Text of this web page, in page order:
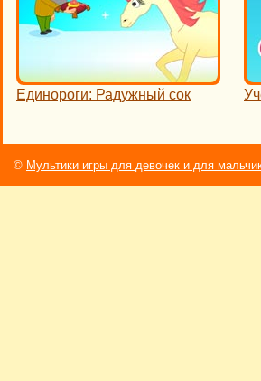
Единороги: Радужный сок
© Мультики игры для девочек и для